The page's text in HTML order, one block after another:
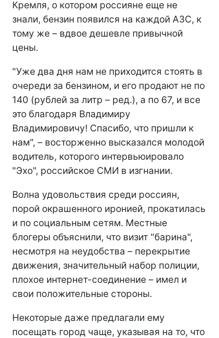
Кремля, о котором россияне еще не
знали, бензин появился на каждой АЗС, к
тому же – вдвое дешевле привычной
цены.
"Уже два дня нам не приходится стоять в
очереди за бензином, и его продают не по
140 (рублей за литр – ред.), а по 67, и все
это благодаря Владимиру
Владимировичу! Спасибо, что пришли к
нам", – восторженно высказался молодой
водитель, которого интервьюировало
"Эхо", российское СМИ в изгнании.
Волна удовольствия среди россиян,
порой окрашенного иронией, прокатилась
и по социальным сетям. Местные
блогеры объяснили, что визит "барина",
несмотря на неудобства – перекрытие
движения, значительный набор полиции,
плохое интернет-соединение – имел и
свои положительные стороны.
Некоторые даже предлагали ему
посещать город чаще, указывая на то, что